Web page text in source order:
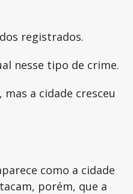
registrados.
nesse tipo de crime.
a cidade cresceu
como a cidade
porém, que a